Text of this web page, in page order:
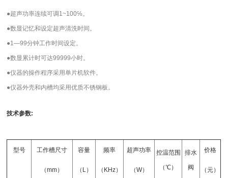
●超声功率连续可调1~100℅。
●数显记忆和设定超声清洗时间。
●1—99分钟工作时间设定。
●数显累计时可达99999小时。
●仪器的操作程序采用单片机软件。
●仪器外壳和内槽均采用优质不锈钢板。
技术参数:
型号 工作槽尺寸
（mm）
容量
（L）
频率
（KHz）
超声功率
（W）
控温范围
（℃）
排水
阀
价格
（元）